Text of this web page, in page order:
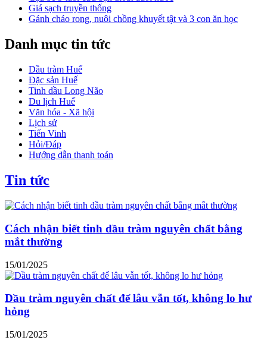
Giá sạch truyền thống
Gánh cháo rong, nuôi chồng khuyết tật và 3 con ăn học
Danh mục tin tức
Dầu tràm Huế
Đặc sản Huế
Tinh dầu Long Não
Du lịch Huế
Văn hóa - Xã hội
Lịch sử
Tiến Vinh
Hỏi/Đáp
Hướng dẫn thanh toán
Tin tức
Cách nhận biết tinh dầu tràm nguyên chất bằng
mắt thường
15/01/2025
Dầu tràm nguyên chất để lâu vẫn tốt, không lo hư
hỏng
15/01/2025